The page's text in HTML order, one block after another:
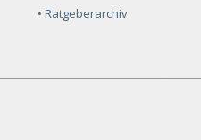
• Ratgeberarchiv